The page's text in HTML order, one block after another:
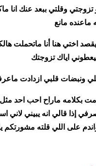
وقلتي ببعد عنك انا
مانع
اختي هنا أنا ماتحملت
اياك تزوجتك
قلبي ازدادت ماعرفت
ماراح احب احد مثل
إذا قالي انه يبيني لاني
على اللي قلته مشورتكم